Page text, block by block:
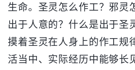
生命。圣灵怎么作工？邪灵
出于人意的？什么是出于圣
摸着圣灵在人身上的作工规
活当中、实际经历中能够长